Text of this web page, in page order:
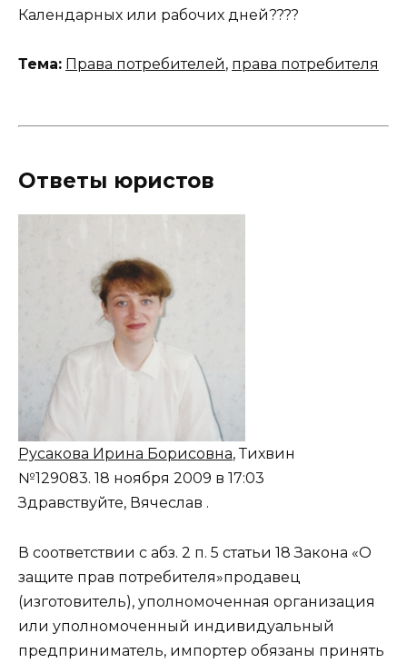
Календарных или рабочих дней????
Тема: Права потребителей, права потребителя
Ответы юристов
Русакова Ирина Борисовна, Тихвин
№129083. 18 ноября 2009 в 17:03
Здравствуйте, Вячеслав .
В соответствии с абз. 2 п. 5 статьи 18 Закона «О
защите прав потребителя»продавец
(изготовитель), уполномоченная организация
или уполномоченный индивидуальный
предприниматель, импортер обязаны принять